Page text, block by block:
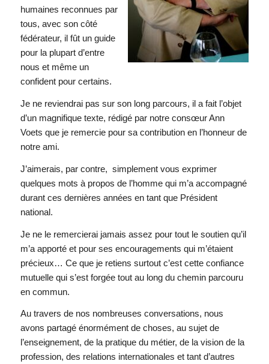
humaines reconnues par
tous, avec son côté
fédérateur, il fût un guide
pour la plupart d’entre
nous et même un
confident pour certains.
Je ne reviendrai pas sur son long parcours, il a fait l’objet
d’un magnifique texte, rédigé par notre consœur Ann
Voets que je remercie pour sa contribution en l’honneur de
notre ami.
J’aimerais, par contre, simplement vous exprimer
quelques mots à propos de l’homme qui m’a accompagné
durant ces dernières années en tant que Président
national.
Je ne le remercierai jamais assez pour tout le soutien qu’il
m’a apporté et pour ses encouragements qui m’étaient
précieux… Ce que je retiens surtout c’est cette confiance
mutuelle qui s’est forgée tout au long du chemin parcouru
en commun.
Au travers de nos nombreuses conversations, nous
avons partagé énormément de choses, au sujet de
l’enseignement, de la pratique du métier, de la vision de la
profession, des relations internationales et tant d’autres